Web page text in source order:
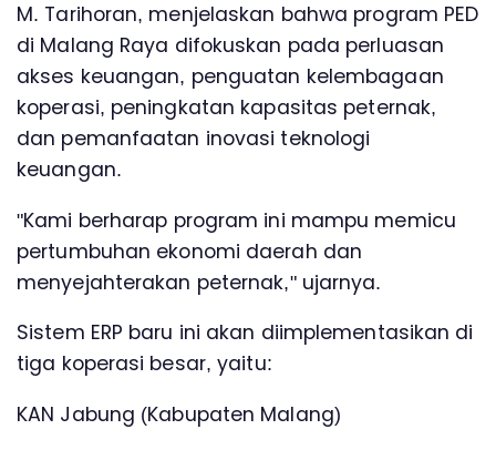
M. Tarihoran, menjelaskan bahwa program PED
di Malang Raya difokuskan pada perluasan
akses keuangan, penguatan kelembagaan
koperasi, peningkatan kapasitas peternak,
dan pemanfaatan inovasi teknologi
keuangan.
"Kami berharap program ini mampu memicu
pertumbuhan ekonomi daerah dan
menyejahterakan peternak," ujarnya.
Sistem ERP baru ini akan diimplementasikan di
tiga koperasi besar, yaitu:
KAN Jabung (Kabupaten Malang)